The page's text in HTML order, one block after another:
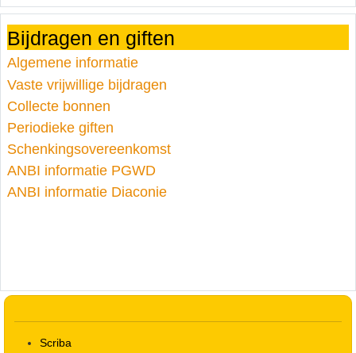
Bijdragen en giften
Algemene informatie
Vaste vrijwillige bijdragen
Collecte bonnen
Periodieke giften
Schenkingsovereenkomst
ANBI informatie PGWD
ANBI informatie Diaconie
Scriba